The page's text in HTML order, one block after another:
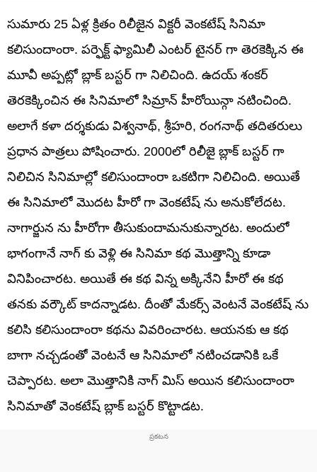
సుమారు 25 ఏళ్ల క్రితం రిలీజైన విక్టరీ వెంకటేష్ సినిమా
కలిసుందాంరా. పర్ఫెక్ట్ ఫ్యామిలీ ఎంటర్ టైనర్ గా తెరకెక్కిన ఈ
మూవీ అప్పట్లో బ్లాక్ బస్టర్ గా నిలిచింది. ఉదయ్ శంకర్
తెరకెక్కించిన ఈ సినిమాలో సిమ్రాన్ హీరోయిన్గా నటించింది.
అలాగే కళా దర్శకుడు విశ్వనాథ్, శ్రీహరి, రంగనాథ్ తదితరులు
ప్రధాన పాత్రలు పోషించారు. 2000లో రిలీజై బ్లాక్ బస్టర్ గా
నిలిచిన సినిమాల్లో కలిసుందాంరా ఒకటిగా నిలిచింది. అయితే
ఈ సినిమాలో మొదట హీరో గా వెంకటేష్ ను అనుకోలేదట.
నాగార్జున ను హీరోగా తీసుకుందామనుకున్నారట. అందులో
భాగంగానే నాగ్ కు వెళ్లి ఈ సినిమా కథ మొత్తాన్ని కూడా
వినిపించారట. అయితే ఈ కథ విన్న అక్కినేని హీరో ఈ కథ
తనకు వర్కౌట్ కాదన్నాడట. దీంతో మేకర్స్ వెంటనే వెంకటేష్ ను
కలిసి కలిసుందాంరా కథను వివరించారట. ఆయనకు ఆ కథ
బాగా నచ్చడంతో వెంటనే ఆ సినిమాలో నటించడానికి ఒకే
చెప్పారట. అలా మొత్తానికి నాగ్ మిస్ అయిన కలిసుందాంరా
సినిమాతో వెంకటేష్ బ్లాక్ బస్టర్ కొట్టాడట.